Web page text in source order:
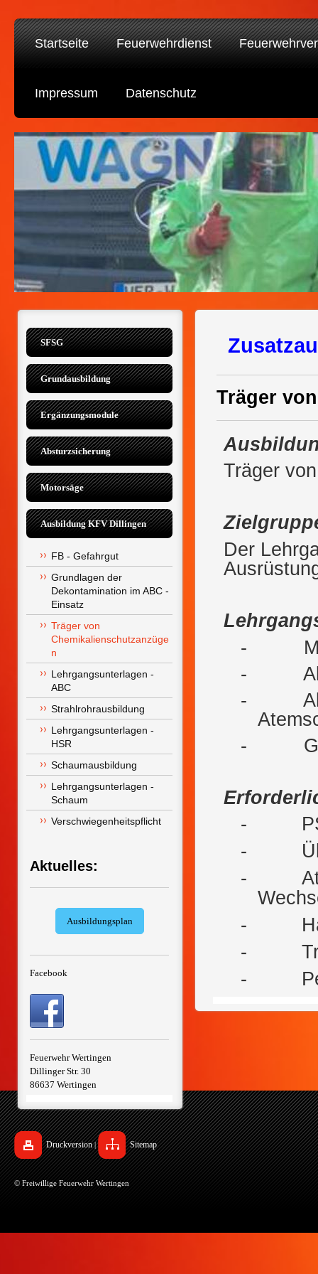
Startseite Feuerwehrdienst
Impressum Datenschutz
SFSG
Grundausbildung
Ergänzungsmodule
Absturzsicherung
Motorsäge
Ausbildung KFV Dillingen
FB - Gefahrgut
Grundlagen der
Dekontamination im ABC -
Einsatz
Träger von
Chemikalienschutzanzüge
n
Lehrgangsunterlagen -
ABC
Strahlrohrausbildung
Lehrgangsunterlagen -
HSR
Schaumausbildung
Lehrgangsunterlagen -
Schaum
Verschwiegenheitspflicht
Aktuelles:
Ausbildungsplan
Facebook
Feuerwehr Wertingen
Dillinger Str. 30
86637 Wertingen
Träger
Träger
Der
-
-
-
-
-
-
-
-
-
-
Druckversion | Sitemap
© Freiwillige Feuerwehr Wertingen